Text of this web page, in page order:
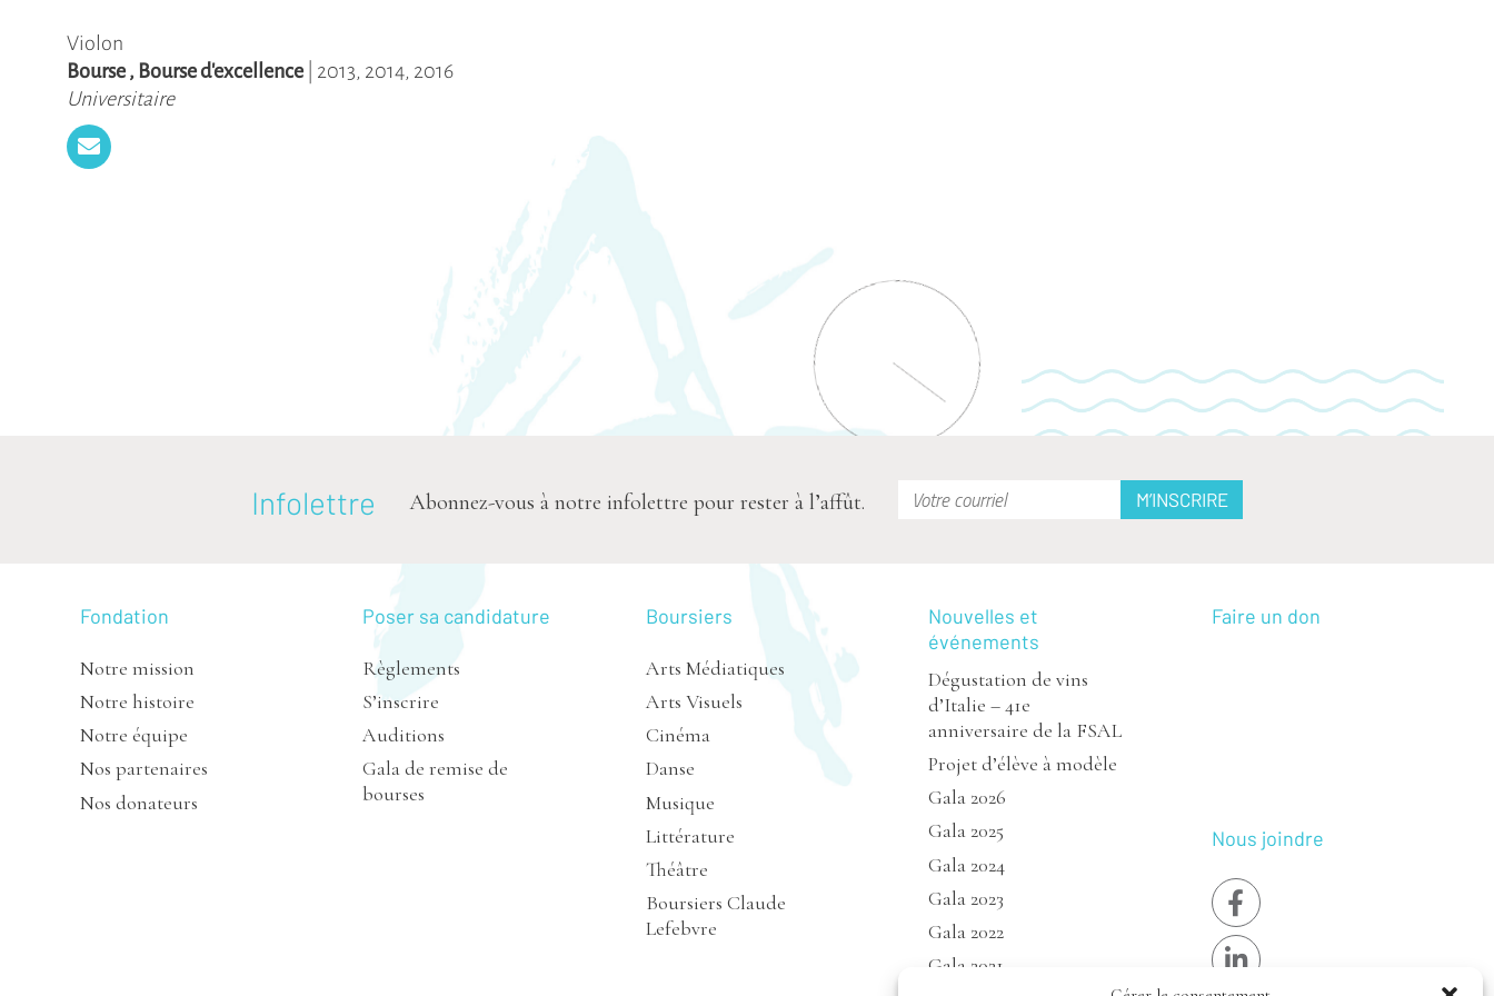
Violon
Bourse , Bourse d'excellence 2013, 2014, 2016
Universitaire
Infolettre Abonnez-vous à notre infolettre pour rester à l’affût.
Fondation
Notre mission
Notre histoire
Notre équipe
Nos partenaires
Nos donateurs
Poser sa candidature
Règlements
S’inscrire
Auditions
Gala de remise de
bourses
Boursiers
Arts Médiatiques
Arts Visuels
Cinéma
Danse
Musique
Littérature
Théâtre
Boursiers Claude
Lefebvre
Nouvelles et
événements
Dégustation de vins
d’Italie – 41e
anniversaire de la FSAL
Projet d’élève à modèle
Gala 2026
Gala 2025
Gala 2024
Gala 2023
Gala 2022
Gala 2021
Faire un don
Nous joindre